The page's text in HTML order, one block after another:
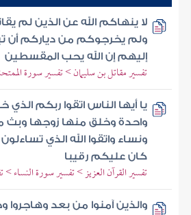
لا ينهاكم الله عن الذين لم
ولم يخرجوكم من دياركم أن
إليهم إن الله يحب المقسطين
تفسير مقاتل بن سليمان > تفسير سورة الممتحنة
يا أيها الناس اتقوا ربكم
واحدة وخلق منها زوجها وبث
ونساء واتقوا الله الذي تساءلون
كان عليكم رقيبا
تفسير القرآن العزيز > تفسير سورة النساء >
والذين آمنوا من بعد